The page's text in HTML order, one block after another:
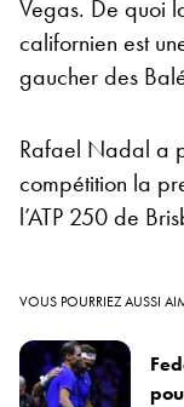
Vegas. De quoi
californien est
gaucher des
Rafael Nadal a
compétition la
l’ATP 250 de
VOUS POURRIEZ AUSSI